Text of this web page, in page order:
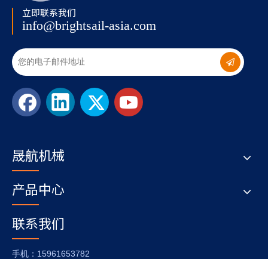
立即联系我们
info@brightsail-asia.com
晟航机械
产品中心
联系我们
手机 ：15961653782